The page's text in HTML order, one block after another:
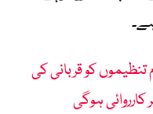
کو قربانی کی
کارروائی ہوگی